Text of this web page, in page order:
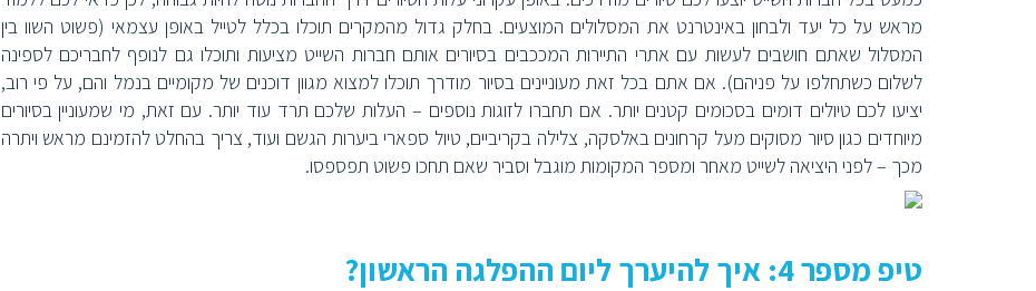
מראש על כל יעד ולבחון באינטרנט את המסלולים המוצעים. בחלק גדול מהמקרים תוכלו בכלל לטייל באופן עצמאי (פשוט השוו בין
המסלול שאתם חושבים לעשות עם אתרי התיירות המככבים בסיורים אותם חברות השייט מציעות ותוכלו גם לנופף לחבריכם לספינה
לשלום כשתחלפו על פניהם). אם אתם בכל זאת מעוניינים בסיור מודרך תוכלו למצוא מגוון דוכנים של מקומיים בנמל והם, על פי רוב,
יציעו לכם טיולים דומים בסכומים קטנים יותר. אם תחברו לזוגות נוספים – העלות שלכם תרד עוד יותר. עם זאת, מי שמעוניין בסיורים
מיוחדים כגון סיור מסוקים מעל קרחונים באלסקה, צלילה בקריביים, טיול ספארי ביערות הגשם ועוד, צריך בהחלט להזמינם מראש ויתרה
מכך – לפני היציאה לשייט מאחר ומספר המקומות מוגבל וסביר שאם תחכו פשוט תפספסו.
טיפ מספר 4: איך להיערך ליום ההפלגה הראשון?